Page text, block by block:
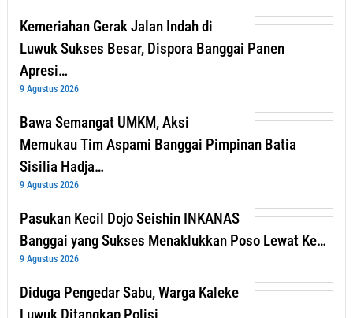
Kemeriahan Gerak Jalan Indah di
Luwuk Sukses Besar, Dispora Banggai Panen
Apresi…
9 Agustus 2026
Bawa Semangat UMKM, Aksi
Memukau Tim Aspami Banggai Pimpinan Batia
Sisilia Hadja…
9 Agustus 2026
Pasukan Kecil Dojo Seishin INKANAS
Banggai yang Sukses Menaklukkan Poso Lewat Ke…
9 Agustus 2026
Diduga Pengedar Sabu, Warga Kaleke